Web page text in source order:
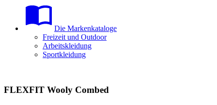
Die Markenkataloge
Freizeit und Outdoor
Arbeitskleidung
Sportkleidung
FLEXFIT Wooly Combed